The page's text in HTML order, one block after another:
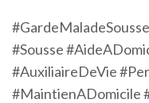
#Sousse
#AuxiliaireDeVie
#MaintienADomicile